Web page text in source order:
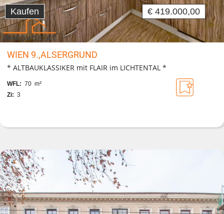
Kaufen € 419.000,00
WIEN 9.,ALSERGRUND
* ALTBAUKLASSIKER mit FLAIR im LICHTENTAL *
WFL: 70 m²
Zi: 3